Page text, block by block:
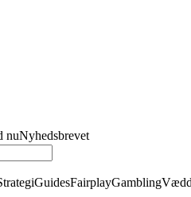
nuNyhedsbrevet
GuidesFairplayGambling